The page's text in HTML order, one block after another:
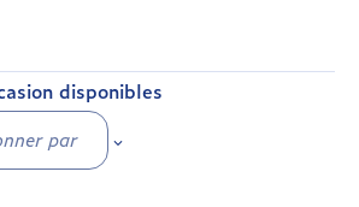
disponibles
Ordonner par